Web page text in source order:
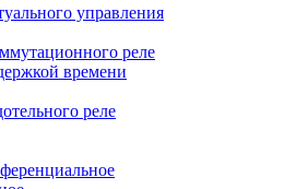
управления
реле
времени
реле